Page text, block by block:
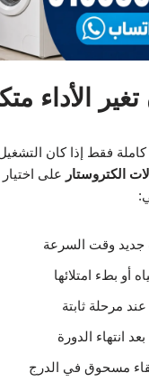
الأداء
فقط إذا كان التشغيل
الكتروستار على
جديد وقت السرعة
أو بطء امتلائها
مرحلة ثابتة
انتهاء الدورة
مسحوق في الدرج